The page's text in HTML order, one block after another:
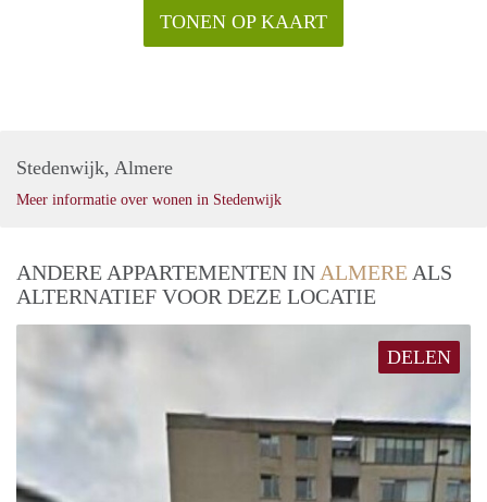
TONEN OP KAART
Stedenwijk, Almere
Meer informatie over wonen in Stedenwijk
ANDERE APPARTEMENTEN IN ALMERE ALS
ALTERNATIEF VOOR DEZE LOCATIE
DELEN